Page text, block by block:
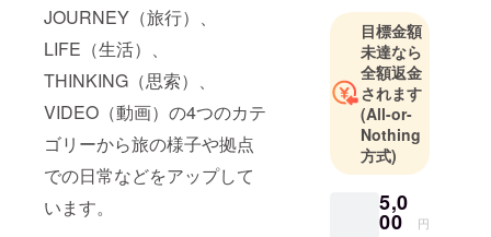
JOURNEY（旅行）、
LIFE（生活）、
THINKING（思索）、
VIDEO（動画）の4つのカテ
ゴリーから旅の様子や拠点
での日常などをアップして
います。
目標金額
未達なら
全額返金
されます
(All-or-
Nothing
方式)
5,0
00 円